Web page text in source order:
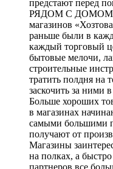
предстают перед
РЯДОМ С ДОМОМ
магазинов
раньше были в
каждый торговый
бытовые мелочи,
строительные
тратить полдня на
заскочить за
Больше хороших
в магазинах
самыми большими
получают от
Магазины
на полках, а
партнеров все